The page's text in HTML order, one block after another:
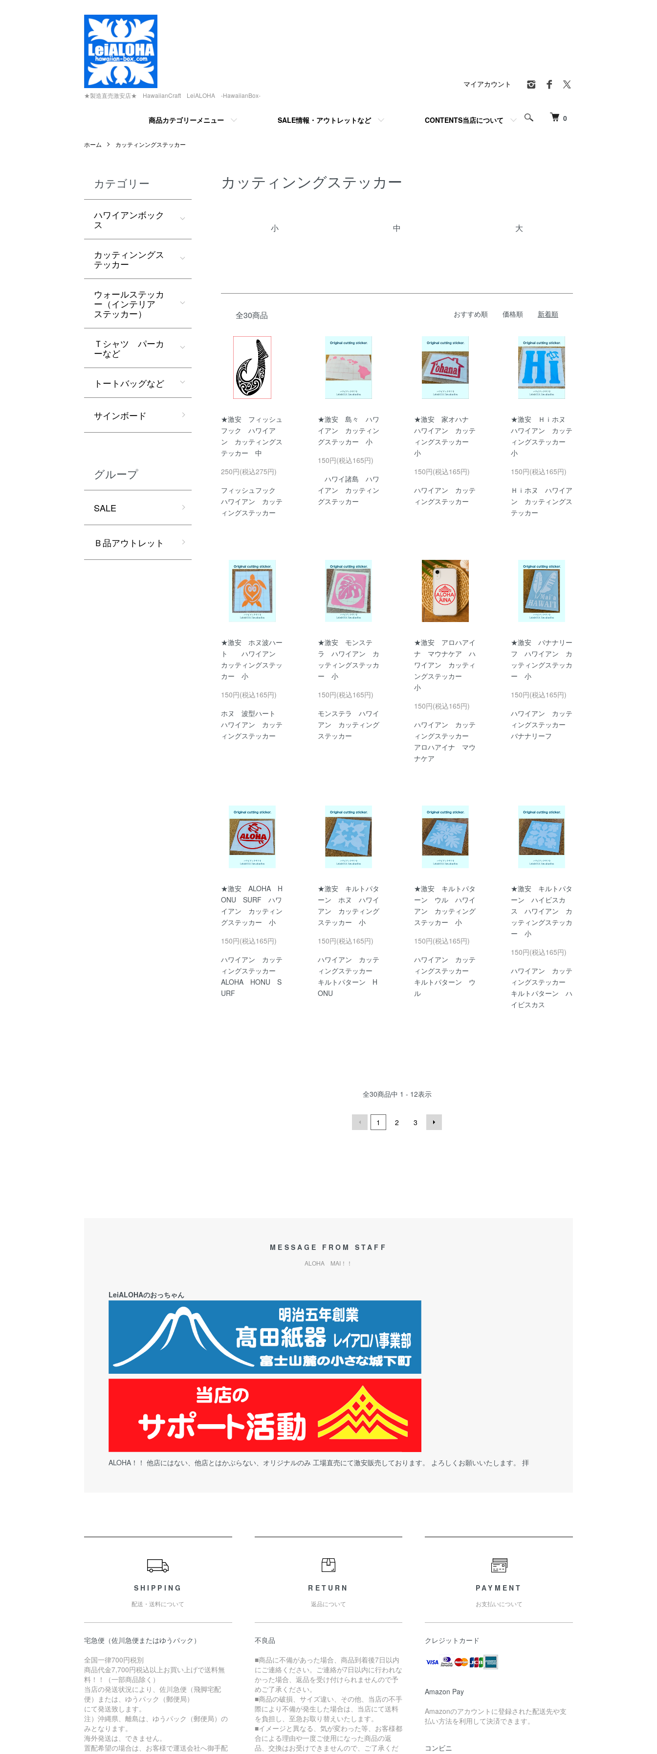
★製造直売激安店★ HawaiianCraft LeiALOHA -HawaiianBox-
0
商品カテゴリーメニュー SALE情報・アウトレットなど CONTENTS当店について
マイアカウント
ホーム カッティンングステッカー
カッティンングステッカー
小
中 大
全30商品 おすすめ順 価格順 新着順
★激安 フィッシュ
フック ハワイア
ン カッティングス
テッカー 中
250円(税込275円)
フィッシュフック
ハワイアン カッテ
ィングステッカー
★激安 島々 ハワ
イアン カッティン
グステッカー 小
150円(税込165円)
ハワイ諸島 ハワ
イアン カッティン
グステッカー
★激安 家オハナ
ハワイアン カッテ
ィングステッカー
小
150円(税込165円)
ハワイアン カッテ
ィングステッカー
★激安 Ｈｉホヌ
ハワイアン カッテ
ィングステッカー
小
150円(税込165円)
Ｈｉホヌ ハワイア
ン カッティングス
テッカー
★激安 ホヌ波ハー
ト ハワイアン
カッティングステッ
カー 小
150円(税込165円)
ホヌ 波型ハート
ハワイアン カッテ
ィングステッカー
★激安 モンステ
ラ ハワイアン カ
ッティングステッカ
ー 小
150円(税込165円)
モンステラ ハワイ
アン カッティング
ステッカー
★激安 アロハアイ
ナ マウナケア ハ
ワイアン カッティ
ングステッカー
小
150円(税込165円)
ハワイアン カッテ
ィングステッカー
アロハアイナ マウ
ナケア
★激安 バナナリー
フ ハワイアン カ
ッティングステッカ
ー 小
150円(税込165円)
ハワイアン カッテ
ィングステッカー
バナナリーフ
★激安 ALOHA H
ONU SURF ハワ
イアン カッティン
グステッカー 小
150円(税込165円)
ハワイアン カッテ
ィングステッカー
ALOHA HONU S
URF
★激安 キルトパタ
ーン ホヌ ハワイ
アン カッティング
ステッカー 小
150円(税込165円)
ハワイアン カッテ
ィングステッカー
キルトパターン H
ONU
★激安 キルトパタ
ーン ウル ハワイ
アン カッティング
ステッカー 小
150円(税込165円)
ハワイアン カッテ
ィングステッカー
キルトパターン ウ
ル
★激安 キルトパタ
ーン ハイビスカ
ス ハワイアン カ
ッティングステッカ
ー 小
150円(税込165円)
ハワイアン カッテ
ィングステッカー
キルトパターン ハ
イビスカス
全30商品中 1 - 12表示
1 2 3
カテゴリー
ハワイアンボック
ス
カッティンングス
テッカー
ウォールステッカ
ー（インテリア
ステッカー）
Ｔシャツ パーカ
ーなど
トートバッグなど
サインボード
グループ
SALE
Ｂ品アウトレット
MESSAGE FROM STAFF
ALOHA MAI！！
LeiALOHAのおっちゃん
ALOHA！！ 他店にはない、他店とはかぶらない、オリジナルのみ 工場直売にて激安販売しております。 よろしくお願いいたします。 拝
SHIPPING
配送・送料について
宅急便（佐川急便またはゆうパック）
全国一律700円税別
商品代金7,700円税込以上お買い上げで送料無
料！！（一部商品除く）
当店の発送状況により、佐川急便（飛脚宅配
便）または、ゆうパック（郵便局）
にて発送致します。
注）沖縄県、離島は、ゆうパック（郵便局）の
みとなります。
海外発送は、できません。
置配希望の場合は、お客様で運送会社へ御手配
RETURN
返品について
不良品
■商品に不備があった場合、商品到着後7日以内
にご連絡ください。ご連絡が7日以内に行われな
かった場合、返品を受け付けられませんので予
めご了承ください。
■商品の破損、サイズ違い、その他、当店の不手
際により不備が発生した場合は、当店にて送料
を負担し、至急お取り替えいたします。
■イメージと異なる、気が変わった等、お客様都
合による理由や一度ご使用になった商品の返
品、交換はお受けできませんので、ご了承くだ
PAYMENT
お支払いについて
クレジットカード
Amazon Pay
Amazonのアカウントに登録された配送先や支
払い方法を利用して決済できます。
コンビニ